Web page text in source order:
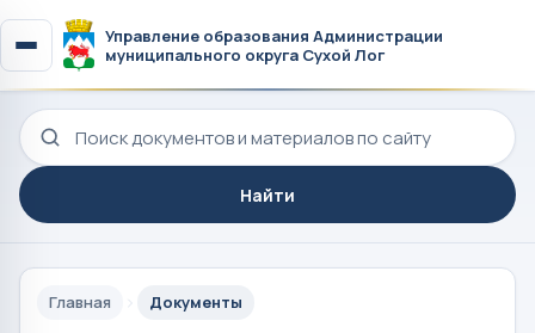
Управление образования Администрации
муниципального округа Сухой Лог
Поиск по сайту
Найти
Главная Документы